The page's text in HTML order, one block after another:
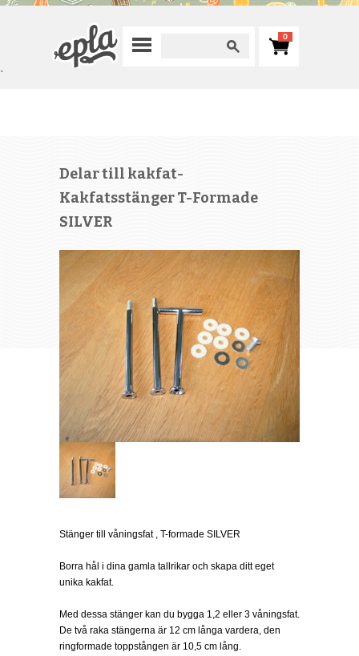
0
`
Delar till kakfat-
Kakfatsstänger T-Formade
SILVER
Stänger till våningsfat , T-formade SILVER
Borra hål i dina gamla tallrikar och skapa ditt eget
unika kakfat.
Med dessa stänger kan du bygga 1,2 eller 3 våningsfat.
De två raka stängerna är 12 cm långa vardera, den
ringformade toppstången är 10,5 cm lång.